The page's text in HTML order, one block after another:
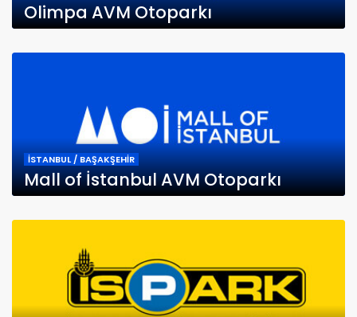
Olimpa AVM Otoparkı
İSTANBUL / BAŞAKŞEHİR
Mall of İstanbul AVM Otoparkı